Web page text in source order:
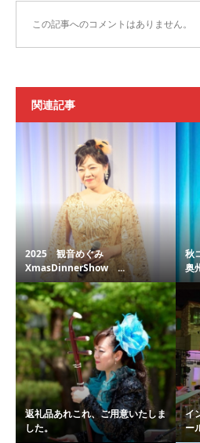
この記事へのコメントはありません。
関連記事
2025 観音めぐみ
XmasDinnerShow ...
秋
奥
返礼品あれこれ、ご用意いたしま
した。
イ
ー